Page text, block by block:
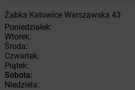
Żabka Katowice Warszawska 43
Poniedziałek:
Wtorek:
Środa:
Czwartek:
Piątek:
Sobota:
Niedziela: